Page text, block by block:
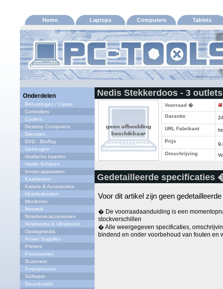
Home Laptops Computers Tablets
Onderdelen
Behuizingen / Cases
Controllers
Coolers
Desktop Computers
Diensten
DVD - BluRay
Geheugen
Grafische kaarten
Harde Schijven
Invoer-apparaten
Kaartlezers
Kabels & Accessoires
Moederborden
Monitoren
Netwerk
Notebook-accessoires
Notebooks & Ultrabooks
Opslagmedia
Power Supplies
Printers
Processoren
Scanners
Smartphones
Software
Soundcards
Nedis Stekkerdoos - 3
Voorraad �
Garantie
URL Fabrikant
Prijs
Omschrijving
Gedetailleerde specificaties
Voor dit artikel zijn geen
� De voorraadaanduiding is een
stockverschillen
� Alle weergegeven specificaties,
bindend en onder voorbehoud van fouten en